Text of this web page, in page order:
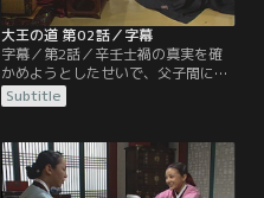
大王の道 第02話／字幕
字幕／第2話／辛壬士禍の真実を確
かめようとしたせいで、父子間に溝
が出来てしまい、いつの間にか思悼
世子は英祖を恐れるようになってい
れ、英祖のちょう愛を受けられる息
子になろうと思悼世子は努力するの
だが…。
Subtitle